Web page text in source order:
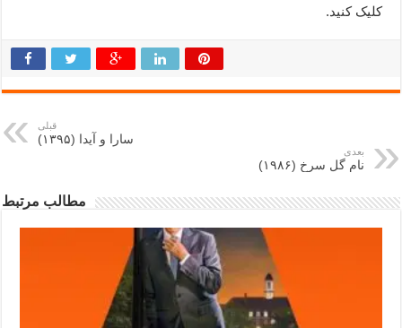
کلیک کنید.
قبلی
سارا و آیدا (۱۳۹۵)
بعدی
نام گل سرخ (۱۹۸۶)
مطالب مرتبط